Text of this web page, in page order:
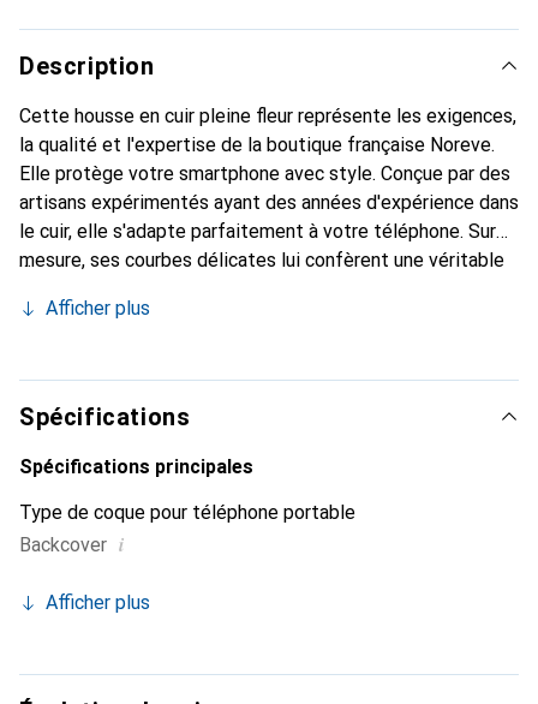
Description
Cette housse en cuir pleine fleur représente les exigences,
la qualité et l'expertise de la boutique française Noreve.
Elle protège votre smartphone avec style. Conçue par des
artisans expérimentés ayant des années d'expérience dans
le cuir, elle s'adapte parfaitement à votre téléphone. Sur
mesure, ses courbes délicates lui confèrent une véritable
indispensable pour votre smartphone. Reconnaître
marque Noreve est un choix fiable pour une clientèle
exigeante.
Afficher plus
Spécifications
Spécifications principales
Type de coque pour téléphone portable
Backcover i
Afficher plus